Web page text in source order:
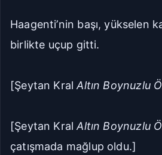
Haagenti’nin başı, yükselen
birlikte uçup gitti.
[Şeytan KralAltın Boynuzlu
[Şeytan KralAltın Boynuzlu
çatışmada mağlup oldu.]